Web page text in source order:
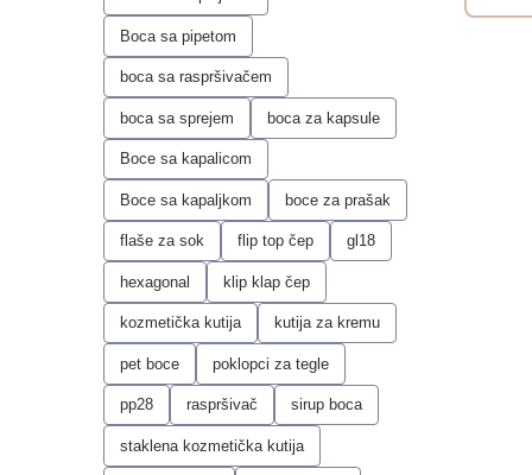
Boca sa pipetom
boca sa raspršivačem
boca sa sprejem boca za kapsule
Boce sa kapalicom
Boce sa kapaljkom boce za prašak
flaše za sok flip top čep gl18
hexagonal klip klap čep
kozmetička kutija kutija za kremu
pet boce poklopci za tegle
pp28 raspršivač sirup boca
staklena kozmetička kutija